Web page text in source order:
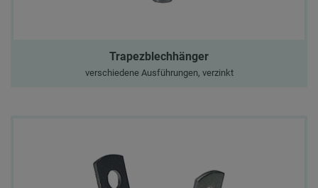
Trapezblechhänger
verschiedene Ausführungen, verzinkt